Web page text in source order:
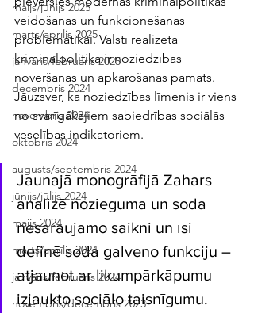
maijs/jūnijs 2025
marts/aprīlis 2025
janvāris/februāris 2025
decembris 2024
novembris 2024
oktobris 2024
augusts/septembris 2024
jūnijs/jūlijs 2024
maijs 2024
marts/aprīlis 2024
janvāris/februāris 2024
novembris/decembris 2023
veidošanas un funkcionēšanas
problemātikai. Valstī realizētā
kriminālpolitika ir noziedzības
novēršanas un apkarošanas pamats.
Jāuzsver, ka noziedzības līmenis ir viens
no svarīgākajiem sabiedrības sociālās
veselības indikatoriem.
Jaunajā monogrāfijā Zahars
analizē nozieguma un soda
nesaraujamo saikni un īsi
definē soda galveno funkciju –
atjaunot ar likumpārkāpumu
izjaukto sociālo taisnīgumu.